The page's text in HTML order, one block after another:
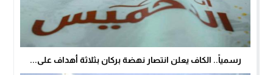
رسمياً.. الكاف يعلن انتصار نهضة بركان بثلاثة أهداف على...